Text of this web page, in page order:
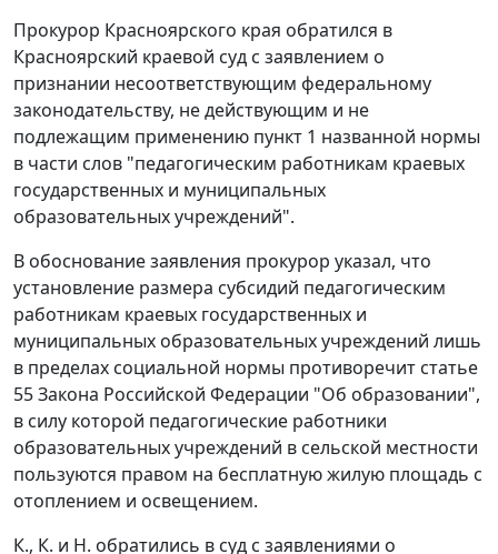
Прокурор Красноярского края обратился в
Красноярский краевой суд с заявлением о
признании несоответствующим федеральному
законодательству, не действующим и не
подлежащим применению пункт 1 названной нормы
в части слов "педагогическим работникам краевых
государственных и муниципальных
образовательных учреждений".
В обоснование заявления прокурор указал, что
установление размера субсидий педагогическим
работникам краевых государственных и
муниципальных образовательных учреждений лишь
в пределах социальной нормы противоречит статье
55 Закона Российской Федерации "Об образовании",
в силу которой педагогические работники
образовательных учреждений в сельской местности
пользуются правом на бесплатную жилую площадь с
отоплением и освещением.
К., К. и Н. обратились в суд с заявлениями о